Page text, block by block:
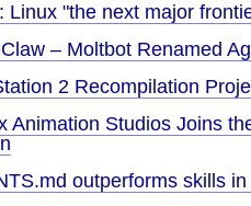
Linux "the next major
– Moltbot Renamed
2 Recompilation
Animation Studios Joins
outperforms skills